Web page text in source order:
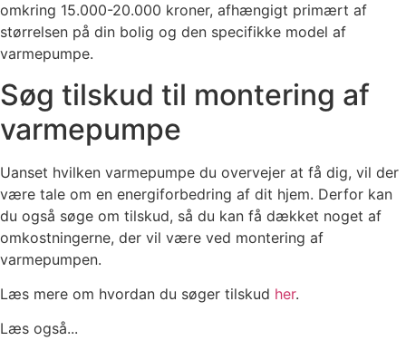
omkring 15.000-20.000 kroner, afhængigt primært af
størrelsen på din bolig og den specifikke model af
varmepumpe.
Søg tilskud til montering af
varmepumpe
Uanset hvilken varmepumpe du overvejer at få dig, vil der
være tale om en energiforbedring af dit hjem. Derfor kan
du også søge om tilskud, så du kan få dækket noget af
omkostningerne, der vil være ved montering af
varmepumpen.
Læs mere om hvordan du søger tilskud her.
Læs også...